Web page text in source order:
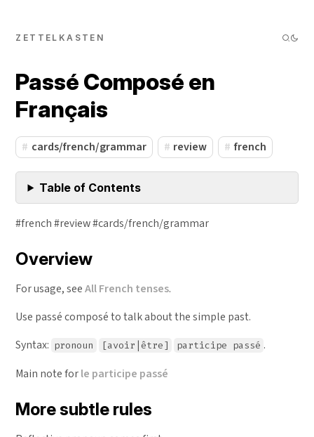
ZETTELKASTEN
Passé Composé en
Français
cards/french/grammar review french
Table of Contents
#french #review #cards/french/grammar
Overview
For usage, seeAll French tenses.
Use passé composé to talk about the simple past.
Syntax: pronoun [avoir|être] participe passé .
Main note forle participe passé
More subtle rules